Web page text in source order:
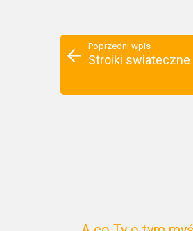
Poprzedni wpis
Stroiki swiateczne